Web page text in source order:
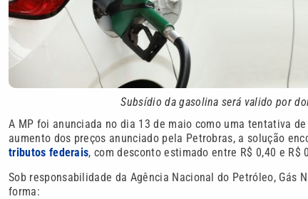
Subsídio da gasolina será valido por
A MP foi anunciada no dia 13 de maio como uma tentativa
aumento dos preços anunciado pela Petrobras, a solução
tributos federais, com desconto estimado entre R$ 0,40 e R$
Sob responsabilidade da Agência Nacional do Petróleo, Gás
forma: